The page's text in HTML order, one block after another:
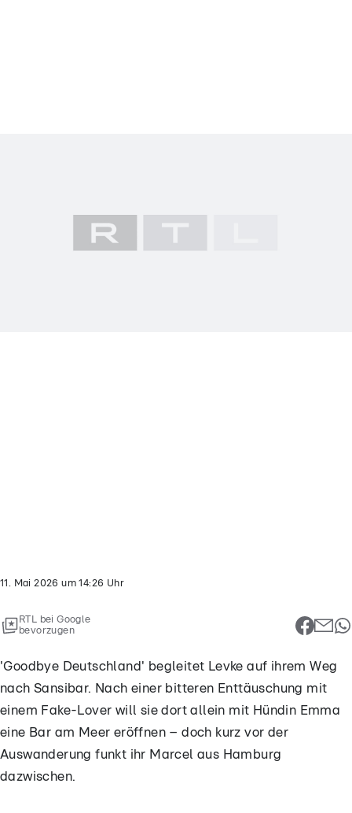
11. Mai 2026 um 14:26 Uhr
RTL bei Google
bevorzugen
'Goodbye Deutschland' begleitet Levke auf ihrem Weg
nach Sansibar. Nach einer bitteren Enttäuschung mit
einem Fake-Lover will sie dort allein mit Hündin Emma
eine Bar am Meer eröffnen – doch kurz vor der
Auswanderung funkt ihr Marcel aus Hamburg
dazwischen.